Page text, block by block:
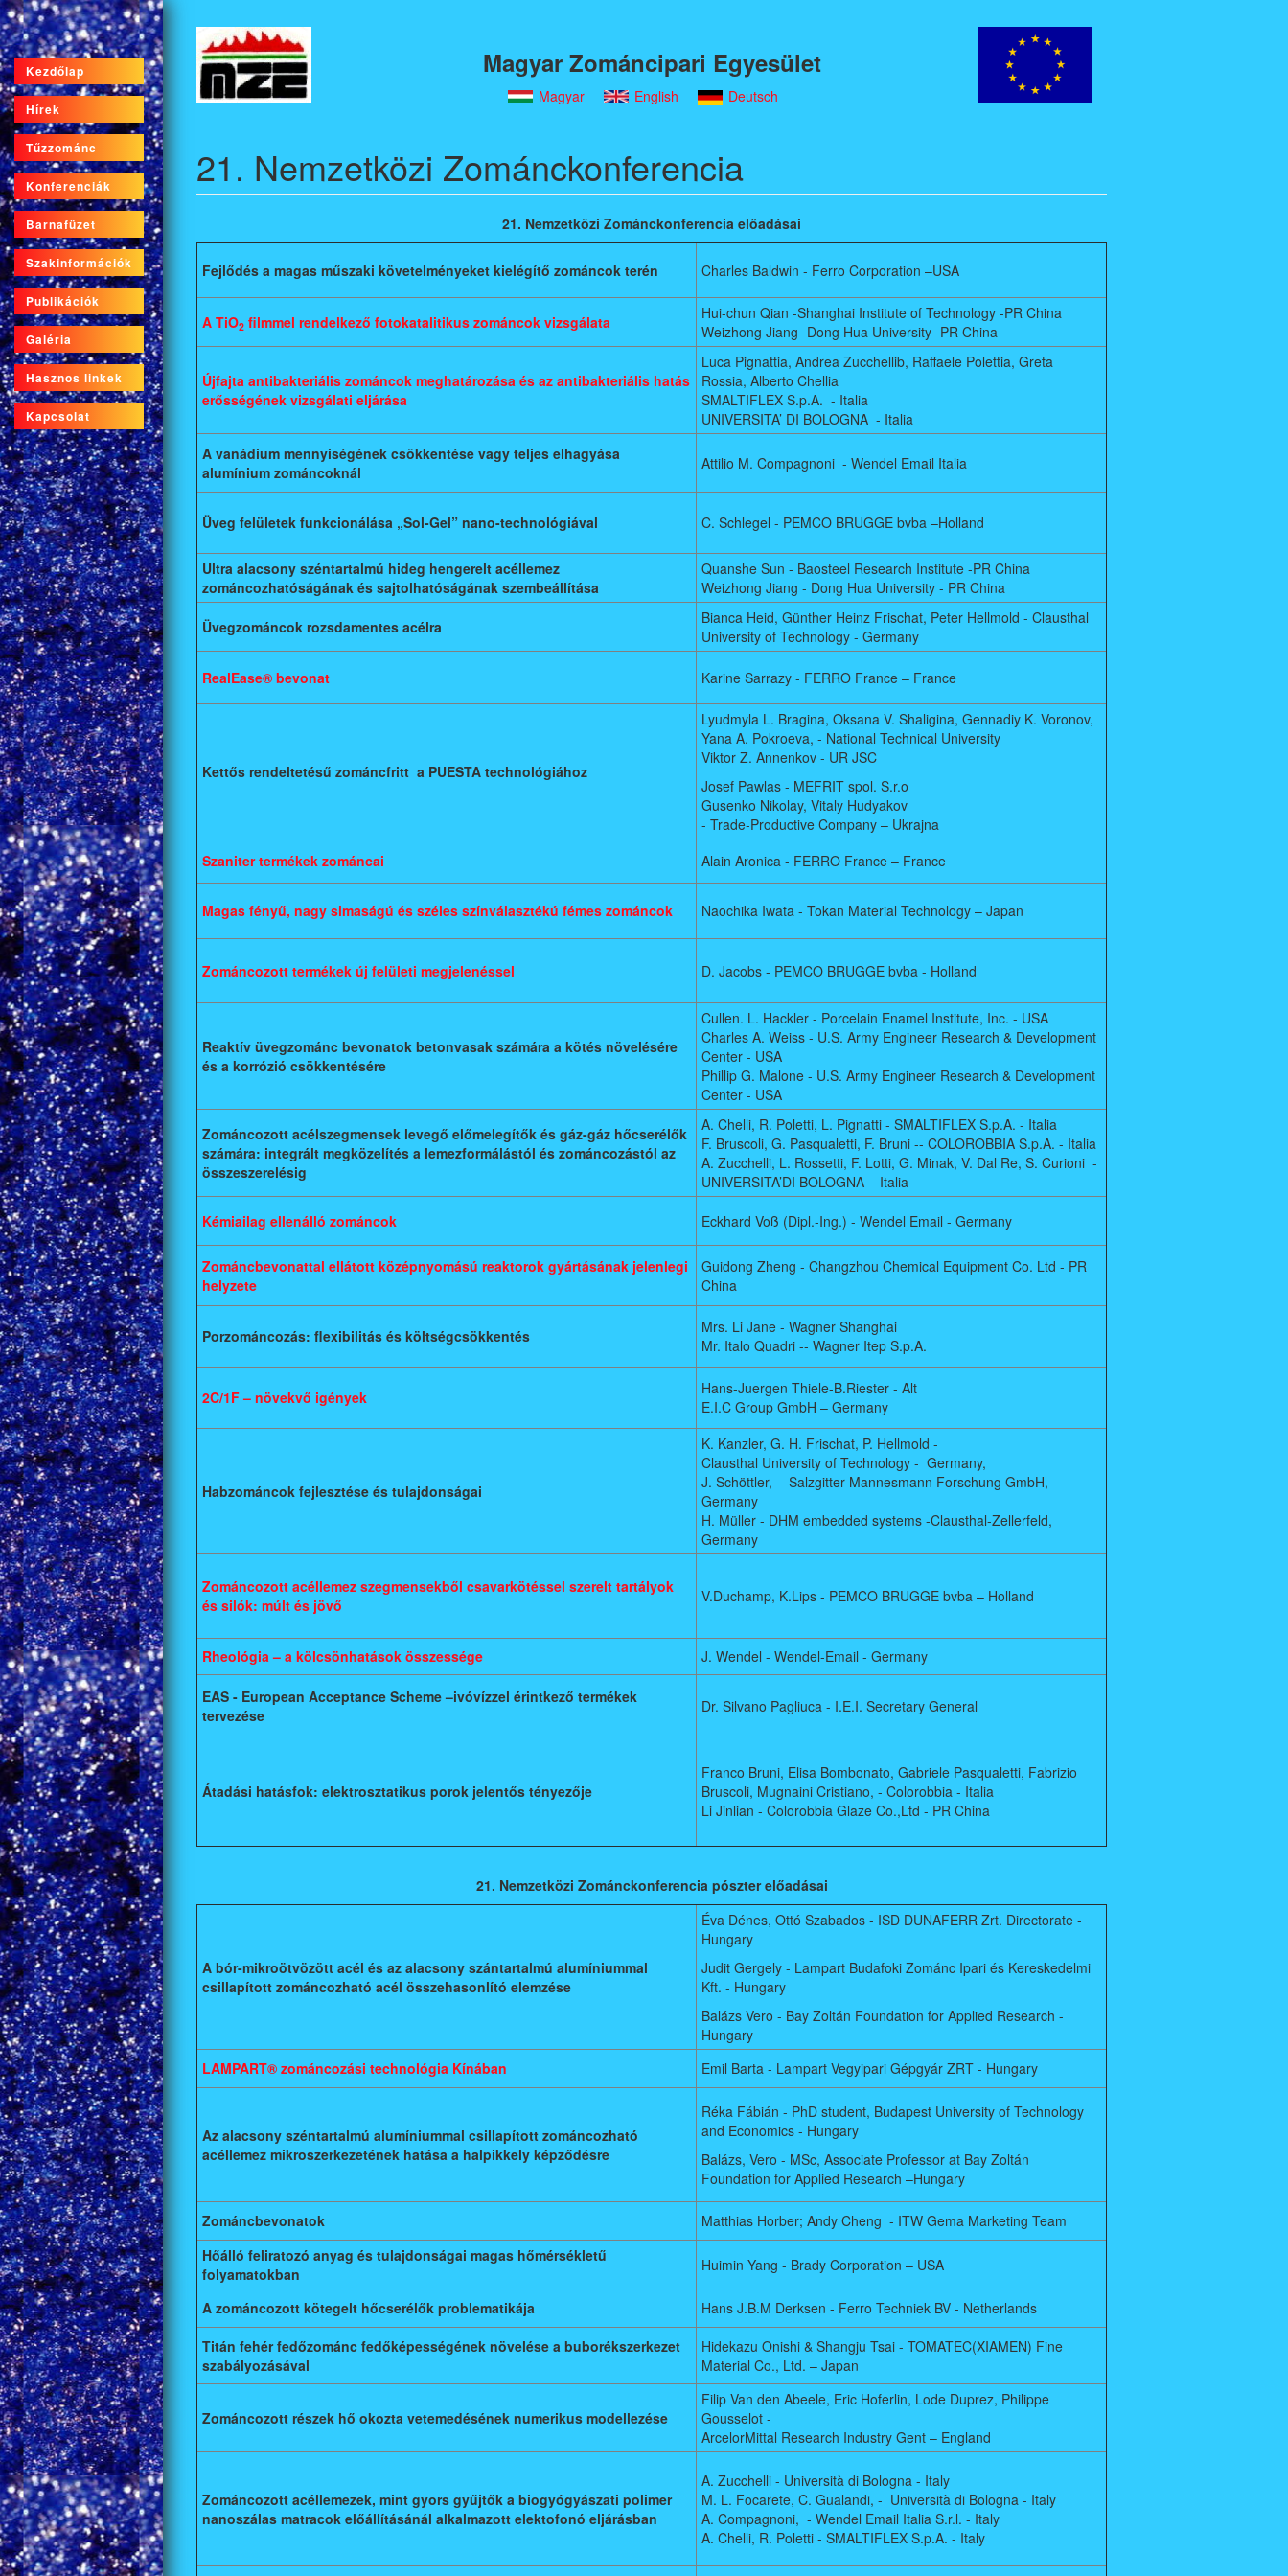
Ugrás
a
tartalomra
Magyar Zománcipari Egyesület
Magyar English Deutsch
Kezdőlap
Hírek
Tűzzománc
Konferenciák
Barnafüzet
Szakinformációk
Publikációk
Galéria
Hasznos linkek
Kapcsolat
21. Nemzetközi Zománckonferencia
21. Nemzetközi Zománckonferencia előadásai
Fejlődés a magas műszaki követelményeket kielégítő zománcok terén Charles Baldwin - Ferro Corporation –USA
A TiO2 filmmel rendelkező fotokatalitikus zománcok vizsgálata
Hui-chun Qian -Shanghai Institute of Technology -PR China
Weizhong Jiang -Dong Hua University -PR China
Újfajta antibakteriális zománcok meghatározása és az antibakteriális hatás
erősségének vizsgálati eljárása
Luca Pignattia, Andrea Zucchellib, Raffaele Polettia, Greta
Rossia, Alberto Chellia
SMALTIFLEX S.p.A. - Italia
UNIVERSITA’ DI BOLOGNA - Italia
A vanádium mennyiségének csökkentése vagy teljes elhagyása
alumínium zománcoknál
Attilio M. Compagnoni - Wendel Email Italia
Üveg felületek funkcionálása „Sol-Gel” nano-technológiával C. Schlegel - PEMCO BRUGGE bvba –Holland
Ultra alacsony széntartalmú hideg hengerelt acéllemez
zománcozhatóságának és sajtolhatóságának szembeállítása
Quanshe Sun - Baosteel Research Institute -PR China
Weizhong Jiang - Dong Hua University - PR China
Üvegzománcok rozsdamentes acélra
Bianca Heid, Günther Heinz Frischat, Peter Hellmold - Clausthal
University of Technology - Germany
RealEase® bevonat Karine Sarrazy - FERRO France – France
Kettős rendeltetésű zománcfritt a PUESTA technológiához
Lyudmyla L. Bragina, Oksana V. Shaligina, Gennadiy K. Voronov,
Yana A. Pokroeva, - National Technical University
Viktor Z. Annenkov - UR JSC
Josef Pawlas - MEFRIT spol. S.r.o
Gusenko Nikolay, Vitaly Hudyakov
- Trade-Productive Company – Ukrajna
Szaniter termékek zománcai
Alain Aronica - FERRO France – France
Magas fényű, nagy simaságú és széles színválasztékú fémes zománcok Naochika Iwata - Tokan Material Technology – Japan
Zománcozott termékek új felületi megjelenéssel D. Jacobs - PEMCO BRUGGE bvba - Holland
Reaktív üvegzománc bevonatok betonvasak számára a kötés növelésére
és a korrózió csökkentésére
Cullen. L. Hackler - Porcelain Enamel Institute, Inc. - USA
Charles A. Weiss - U.S. Army Engineer Research & Development
Center - USA
Phillip G. Malone - U.S. Army Engineer Research & Development
Center - USA
Zománcozott acélszegmensek levegő előmelegítők és gáz-gáz hőcserélők
számára: integrált megközelítés a lemezformálástól és zománcozástól az
összeszerelésig
A. Chelli, R. Poletti, L. Pignatti - SMALTIFLEX S.p.A. - Italia
F. Bruscoli, G. Pasqualetti, F. Bruni -- COLOROBBIA S.p.A. - Italia
A. Zucchelli, L. Rossetti, F. Lotti, G. Minak, V. Dal Re, S. Curioni -
UNIVERSITA’DI BOLOGNA – Italia
Kémiailag ellenálló zománcok Eckhard Voß (Dipl.-Ing.) - Wendel Email - Germany
Zománcbevonattal ellátott középnyomású reaktorok gyártásának jelenlegi
helyzete
Guidong Zheng - Changzhou Chemical Equipment Co. Ltd - PR
China
Porzománcozás: flexibilitás és költségcsökkentés
Mrs. Li Jane - Wagner Shanghai
Mr. Italo Quadri -- Wagner Itep S.p.A.
2C/1F – növekvő igények
Hans-Juergen Thiele-B.Riester - Alt
E.I.C Group GmbH – Germany
Habzománcok fejlesztése és tulajdonságai
K. Kanzler, G. H. Frischat, P. Hellmold -
Clausthal University of Technology - Germany,
J. Schöttler, - Salzgitter Mannesmann Forschung GmbH, -
Germany
H. Müller - DHM embedded systems -Clausthal-Zellerfeld,
Germany
Zománcozott acéllemez szegmensekből csavarkötéssel szerelt tartályok
és silók: múlt és jövő
V.Duchamp, K.Lips - PEMCO BRUGGE bvba – Holland
Rheológia – a kölcsönhatások összessége J. Wendel - Wendel-Email - Germany
EAS - European Acceptance Scheme –ivóvízzel érintkező termékek
tervezése
Dr. Silvano Pagliuca - I.E.I. Secretary General
Átadási hatásfok: elektrosztatikus porok jelentős tényezője
Franco Bruni, Elisa Bombonato, Gabriele Pasqualetti, Fabrizio
Bruscoli, Mugnaini Cristiano, - Colorobbia - Italia
Li Jinlian - Colorobbia Glaze Co.,Ltd - PR China
21. Nemzetközi Zománckonferencia pószter előadásai
A bór-mikroötvözött acél és az alacsony szántartalmú alumíniummal
csillapított zománcozható acél összehasonlító elemzése
Éva Dénes, Ottó Szabados - ISD DUNAFERR Zrt. Directorate -
Hungary
Judit Gergely - Lampart Budafoki Zománc Ipari és Kereskedelmi
Kft. - Hungary
Balázs Vero - Bay Zoltán Foundation for Applied Research -
Hungary
LAMPART® zománcozási technológia Kínában
Emil Barta - Lampart Vegyipari Gépgyár ZRT - Hungary
Az alacsony széntartalmú alumíniummal csillapított zománcozható
acéllemez mikroszerkezetének hatása a halpikkely képződésre
Réka Fábián - PhD student, Budapest University of Technology
and Economics - Hungary
Balázs, Vero - MSc, Associate Professor at Bay Zoltán
Foundation for Applied Research –Hungary
Zománcbevonatok
Matthias Horber; Andy Cheng - ITW Gema Marketing Team
Hőálló feliratozó anyag és tulajdonságai magas hőmérsékletű
folyamatokban
Huimin Yang - Brady Corporation – USA
A zománcozott kötegelt hőcserélők problematikája
Hans J.B.M Derksen - Ferro Techniek BV - Netherlands
Titán fehér fedőzománc fedőképességének növelése a buborékszerkezet
szabályozásával
Hidekazu Onishi & Shangju Tsai - TOMATEC(XIAMEN) Fine
Material Co., Ltd. – Japan
Zománcozott részek hő okozta vetemedésének numerikus modellezése
Filip Van den Abeele, Eric Hoferlin, Lode Duprez, Philippe
Gousselot -
ArcelorMittal Research Industry Gent – England
Zománcozott acéllemezek, mint gyors gyűjtők a biogyógyászati polimer
nanoszálas matracok előállításánál alkalmazott elektofonó eljárásban
A. Zucchelli - Università di Bologna - Italy
M. L. Focarete, C. Gualandi, - Università di Bologna - Italy
A. Compagnoni, - Wendel Email Italia S.r.l. - Italy
A. Chelli, R. Poletti - SMALTIFLEX S.p.A. - Italy